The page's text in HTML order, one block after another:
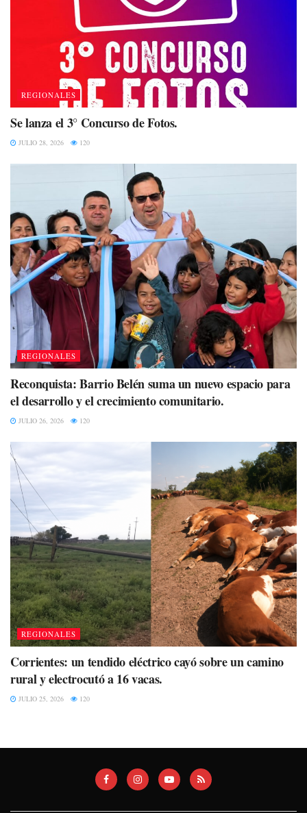
REGIONALES
Se lanza el 3° Concurso de Fotos.
JULIO 28, 2026 120
REGIONALES
Reconquista: Barrio Belén suma un nuevo espacio para
el desarrollo y el crecimiento comunitario.
JULIO 26, 2026 120
REGIONALES
Corrientes: un tendido eléctrico cayó sobre un camino
rural y electrocutó a 16 vacas.
JULIO 25, 2026 120